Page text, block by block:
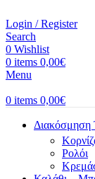
Login / Register
Search
0 Wishlist
0 items 0,00€
Menu
0 items 0,00€
Διακόσμηση
Ρολόι